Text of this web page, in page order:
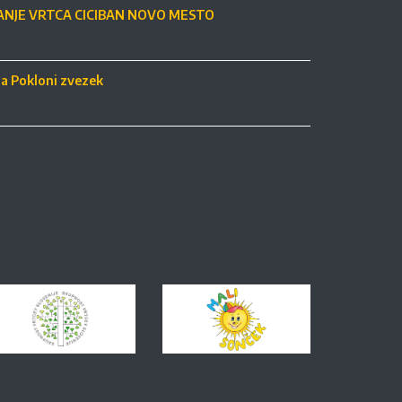
VRTCA CICIBAN NOVO MESTO
Pokloni zvezek